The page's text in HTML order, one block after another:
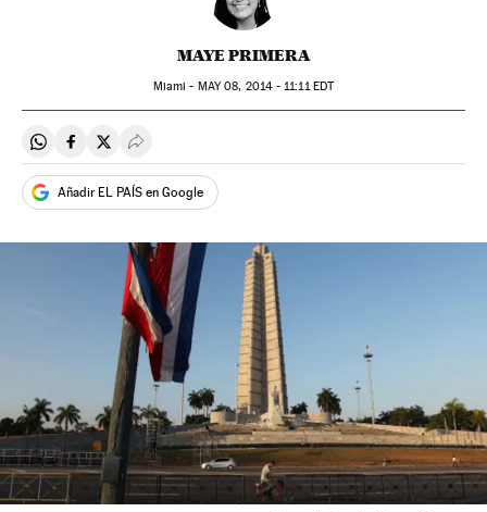
MAYE PRIMERA
Miami - MAY08, 2014 - 11:11EDT
Compartir en Whatsapp
Compartir en Facebook
Compartir en Twitter
Desplegar Redes Sociales
Añadir EL PAÍS en Google